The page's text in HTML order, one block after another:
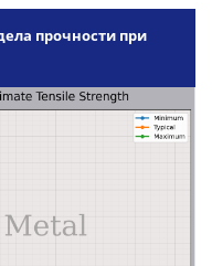
прочности при